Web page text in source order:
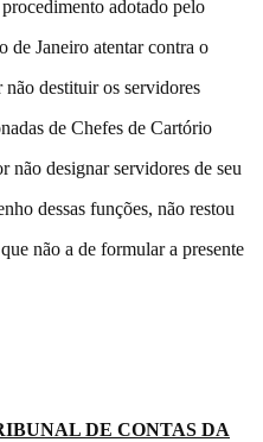
adotado pelo
Janeiro atentar contra o
destituir os servidores
de Chefes de Cartório
designar servidores de seu
dessas funções, não restou
não a de formular a presente
DE CONTAS DA